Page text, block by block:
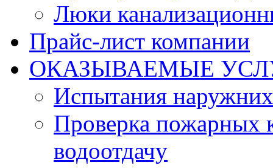
Люки
Прайс-лист компании
ОКАЗЫВАЕМЫЕ
Испытания
Проверка пожарных
водоотдачу